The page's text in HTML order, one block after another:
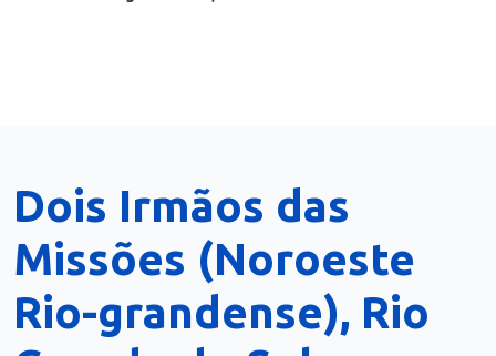
Dois Irmãos das
Missões (Noroeste
Rio-grandense), Rio